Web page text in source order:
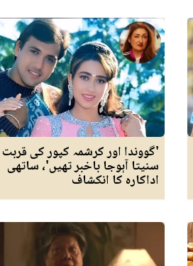
'گووندا اور کرشمہ کپور کی
سنیتا آہوجا باخبر تھیں'، ساتھی
اداکارہ کا انکشاف